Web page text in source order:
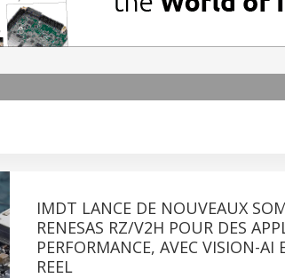
IMDT LANCE DE NOUVEAUX
RENESAS RZ/V2H POUR DES
PERFORMANCE, AVEC VISION-
REEL